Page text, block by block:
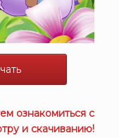
ознакомиться с
и скачиванию!